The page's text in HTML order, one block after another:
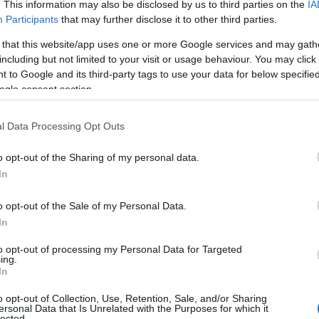
This information may also be disclosed by us to third parties on the
Participants that may further disclose it to other third parties.
that this website/app uses one or more Google services and may
but not limited to your visit or usage behaviour. You may
to Google and its third-party tags to use your data for below
consent section.
Data Processing Opt Outs
opt-out of the Sharing of my personal data.
opt-out of the Sale of my Personal Data.
opt-out of processing my Personal Data for Targeted
opt-out of Collection, Use, Retention, Sale, and/or Sharing
Data that Is Unrelated with the Purposes for which it
Elhunyt Leszták Tibor
Mély fájdalommal tudatjuk, hogy a MU Színház
alapítója, mûvészeti vezetõje, munkatársunk,
Leszták Tibor, hosszantartó, bátorsággal és
méltósággal viselt betegség után 2008. december
Balfácánt vacsorára